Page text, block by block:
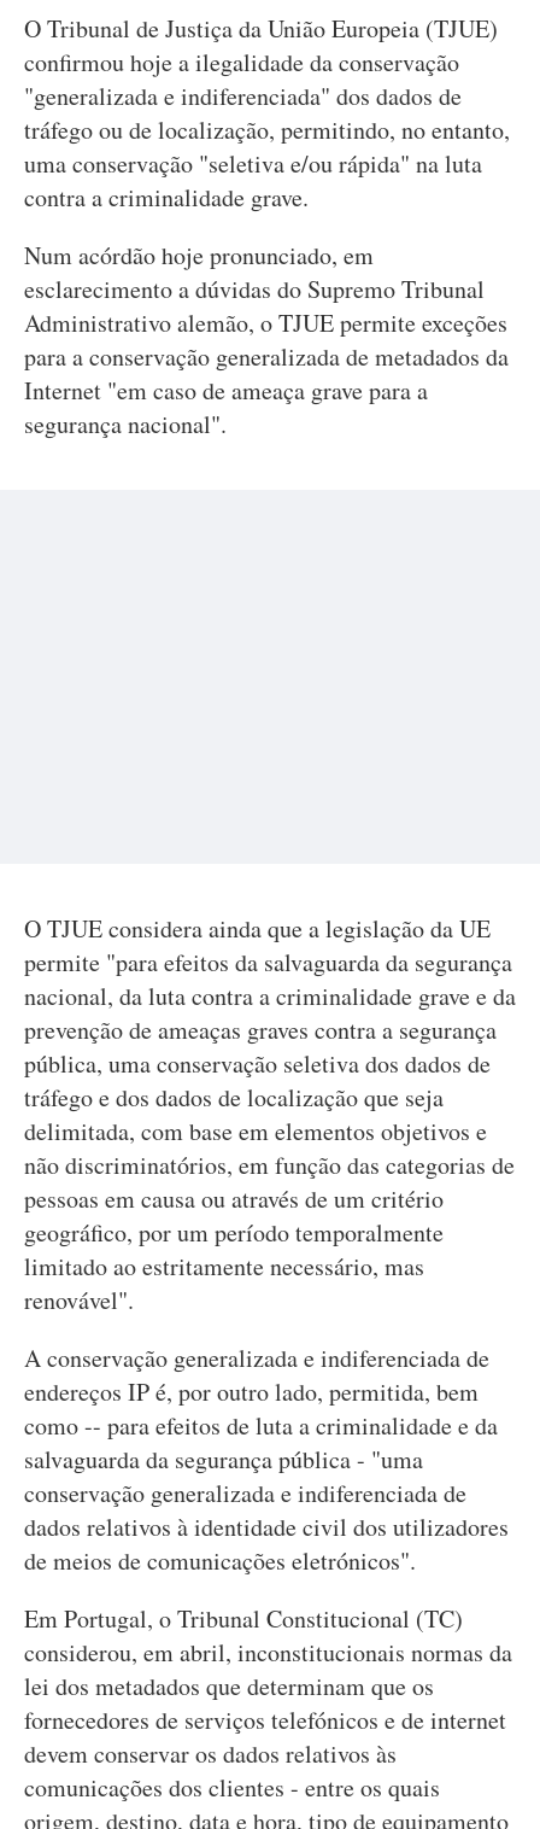
O Tribunal de Justiça da União Europeia (TJUE)
confirmou hoje a ilegalidade da conservação
"generalizada e indiferenciada" dos dados de
tráfego ou de localização, permitindo, no entanto,
uma conservação "seletiva e/ou rápida" na luta
contra a criminalidade grave.
Num acórdão hoje pronunciado, em
esclarecimento a dúvidas do Supremo Tribunal
Administrativo alemão, o TJUE permite exceções
para a conservação generalizada de metadados da
Internet "em caso de ameaça grave para a
segurança nacional".
O TJUE considera ainda que a legislação da UE
permite "para efeitos da salvaguarda da segurança
nacional, da luta contra a criminalidade grave e da
prevenção de ameaças graves contra a segurança
pública, uma conservação seletiva dos dados de
tráfego e dos dados de localização que seja
delimitada, com base em elementos objetivos e
não discriminatórios, em função das categorias de
pessoas em causa ou através de um critério
geográfico, por um período temporalmente
limitado ao estritamente necessário, mas
renovável".
A conservação generalizada e indiferenciada de
endereços IP é, por outro lado, permitida, bem
como -- para efeitos de luta a criminalidade e da
salvaguarda da segurança pública - "uma
conservação generalizada e indiferenciada de
dados relativos à identidade civil dos utilizadores
de meios de comunicações eletrónicos".
Em Portugal, o Tribunal Constitucional (TC)
considerou, em abril, inconstitucionais normas da
lei dos metadados que determinam que os
fornecedores de serviços telefónicos e de internet
devem conservar os dados relativos às
comunicações dos clientes - entre os quais
origem, destino, data e hora, tipo de equipamento